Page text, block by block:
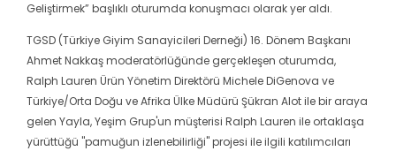
Geliştirmek” başlıklı oturumda konuşmacı olarak yer aldı.
TGSD (Türkiye Giyim Sanayicileri Derneği) 16. Dönem Başkanı
Ahmet Nakkaş moderatörlüğünde gerçekleşen oturumda,
Ralph Lauren Ürün Yönetim Direktörü Michele DiGenova ve
Türkiye/Orta Doğu ve Afrika Ülke Müdürü Şükran Alot ile bir araya
gelen Yayla, Yeşim Grup'un müşterisi Ralph Lauren ile ortaklaşa
yürüttüğü "pamuğun izlenebilirliği" projesi ile ilgili katılımcıları